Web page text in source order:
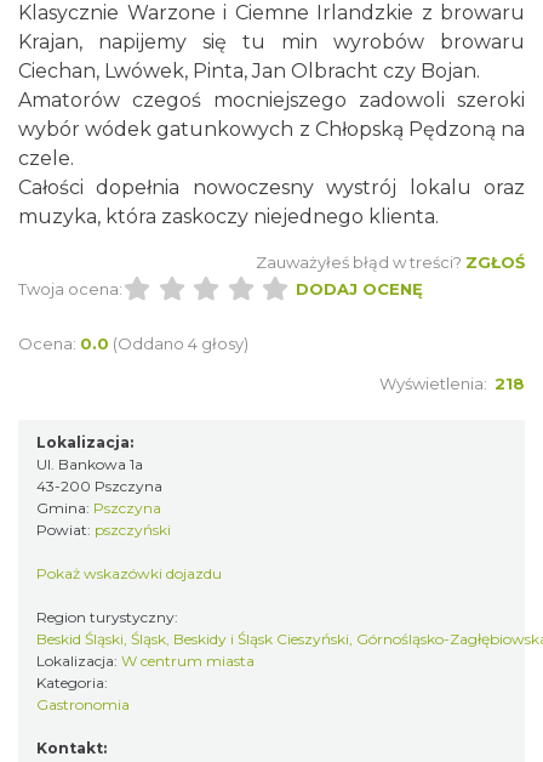
Klasycznie Warzone i Ciemne Irlandzkie z browaru
Krajan, napijemy się tu min wyrobów browaru
Ciechan, Lwówek, Pinta, Jan Olbracht czy Bojan.
Amatorów czegoś mocniejszego zadowoli szeroki
wybór wódek gatunkowych z Chłopską Pędzoną na
czele.
Całości dopełnia nowoczesny wystrój lokalu oraz
muzyka, która zaskoczy niejednego klienta.
Zauważyłeś błąd w treści? ZGŁOŚ
Twoja ocena:
DODAJ OCENĘ
Ocena: 0.0 (Oddano 4 głosy)
Wyświetlenia: 218
Lokalizacja:
Ul. Bankowa 1a
43-200 Pszczyna
Gmina: Pszczyna
Powiat: pszczyński
Pokaż wskazówki dojazdu
Region turystyczny:
Beskid Śląski, Śląsk, Beskidy i Śląsk Cieszyński, Górnośląsko-
Lokalizacja: W centrum miasta
Kategoria:
Gastronomia
Kontakt: